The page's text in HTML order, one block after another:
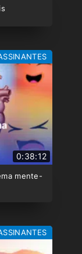
0:38:12
mente-